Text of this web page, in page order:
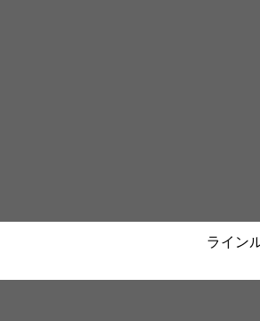
ライン